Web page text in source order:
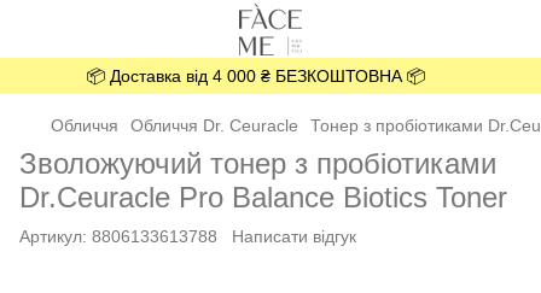
📦 Доставка від 4 000 ₴ БЕЗКОШТОВНА 📦
Обличчя Обличчя Dr. Ceuracle Тонер з пробіотиками
Зволожуючий тонер з пробіотиками
Dr.Ceuracle Pro Balance Biotics Toner
Артикул: 8806133613788 Написати відгук